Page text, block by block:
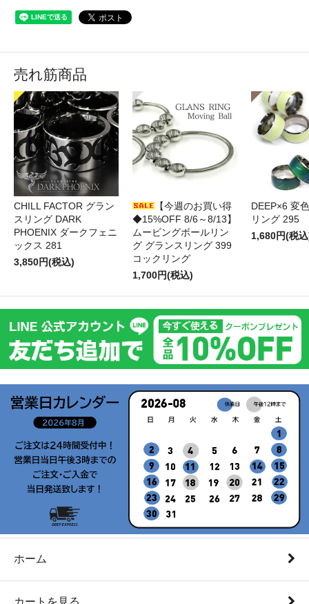
売れ筋商品
CHILL FACTOR グラン
スリング DARK
PHOENIX ダークフェニ
ックス 281
3,850円(税込)
【今週のお買い得
◆15%OFF 8/6～8/13】
ムービングボールリン
グ グランスリング 399
コックリング
1,700円(税込)
DEEP×6 変
リング 295
1,680円(税
ホーム